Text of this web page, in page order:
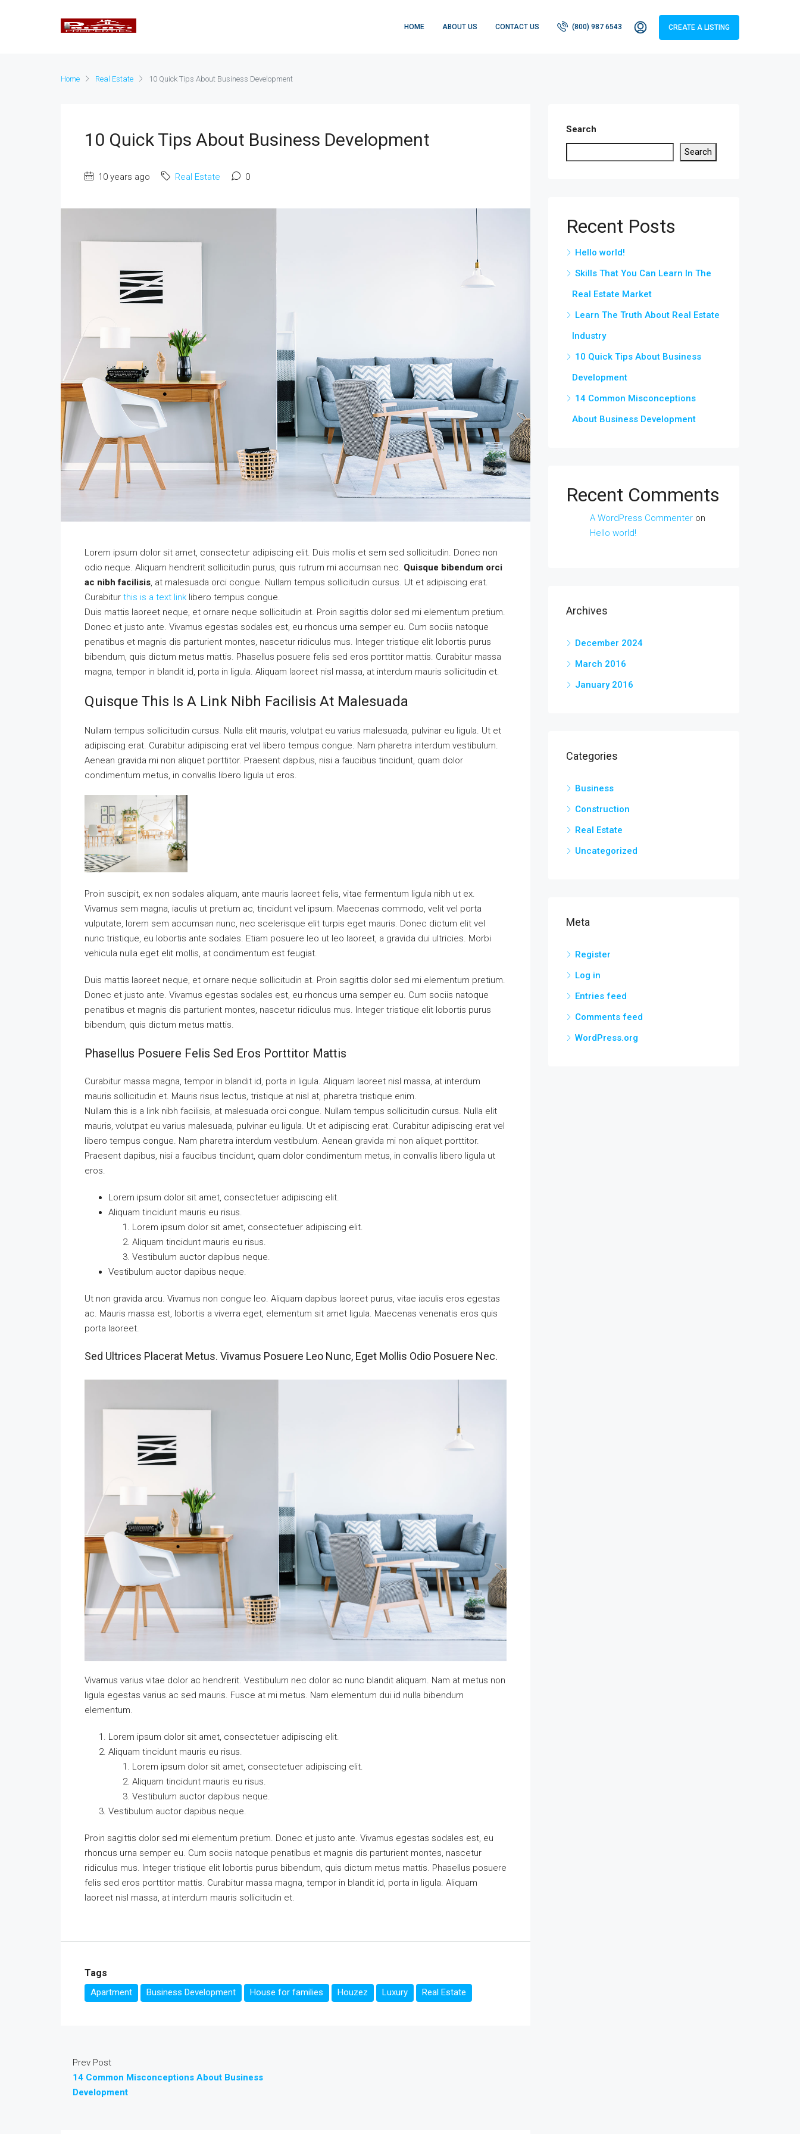
HOME ABOUT US CONTACT US (800) 987 6543 CREATE A LISTING
Home Real Estate 10 Quick Tips About Business Development
10 Quick Tips About Business Development
10 years ago Real Estate 0
Lorem ipsum dolor sit amet, consectetur adipiscing elit. Duis mollis et sem sed sollicitudin. Donec non
odio neque. Aliquam hendrerit sollicitudin purus, quis rutrum mi accumsan nec. Quisque bibendum orci
ac nibh facilisis, at malesuada orci congue. Nullam tempus sollicitudin cursus. Ut et adipiscing erat.
Curabitur this is a text link libero tempus congue.
Duis mattis laoreet neque, et ornare neque sollicitudin at. Proin sagittis dolor sed mi elementum pretium.
Donec et justo ante. Vivamus egestas sodales est, eu rhoncus urna semper eu. Cum sociis natoque
penatibus et magnis dis parturient montes, nascetur ridiculus mus. Integer tristique elit lobortis purus
bibendum, quis dictum metus mattis. Phasellus posuere felis sed eros porttitor mattis. Curabitur massa
magna, tempor in blandit id, porta in ligula. Aliquam laoreet nisl massa, at interdum mauris sollicitudin et.
Quisque This Is A Link Nibh Facilisis At Malesuada
Nullam tempus sollicitudin cursus. Nulla elit mauris, volutpat eu varius malesuada, pulvinar eu ligula. Ut et
adipiscing erat. Curabitur adipiscing erat vel libero tempus congue. Nam pharetra interdum vestibulum.
Aenean gravida mi non aliquet porttitor. Praesent dapibus, nisi a faucibus tincidunt, quam dolor
condimentum metus, in convallis libero ligula ut eros.
Proin suscipit, ex non sodales aliquam, ante mauris laoreet felis, vitae fermentum ligula nibh ut ex.
Vivamus sem magna, iaculis ut pretium ac, tincidunt vel ipsum. Maecenas commodo, velit vel porta
vulputate, lorem sem accumsan nunc, nec scelerisque elit turpis eget mauris. Donec dictum elit vel
nunc tristique, eu lobortis ante sodales. Etiam posuere leo ut leo laoreet, a gravida dui ultricies. Morbi
vehicula nulla eget elit mollis, at condimentum est feugiat.
Duis mattis laoreet neque, et ornare neque sollicitudin at. Proin sagittis dolor sed mi elementum pretium.
Donec et justo ante. Vivamus egestas sodales est, eu rhoncus urna semper eu. Cum sociis natoque
penatibus et magnis dis parturient montes, nascetur ridiculus mus. Integer tristique elit lobortis purus
bibendum, quis dictum metus mattis.
Phasellus Posuere Felis Sed Eros Porttitor Mattis
Curabitur massa magna, tempor in blandit id, porta in ligula. Aliquam laoreet nisl massa, at interdum
mauris sollicitudin et. Mauris risus lectus, tristique at nisl at, pharetra tristique enim.
Nullam this is a link nibh facilisis, at malesuada orci congue. Nullam tempus sollicitudin cursus. Nulla elit
mauris, volutpat eu varius malesuada, pulvinar eu ligula. Ut et adipiscing erat. Curabitur adipiscing erat vel
libero tempus congue. Nam pharetra interdum vestibulum. Aenean gravida mi non aliquet porttitor.
Praesent dapibus, nisi a faucibus tincidunt, quam dolor condimentum metus, in convallis libero ligula ut
eros.
Lorem ipsum dolor sit amet, consectetuer adipiscing elit.
Aliquam tincidunt mauris eu risus.
Lorem ipsum dolor sit amet, consectetuer adipiscing elit.
Aliquam tincidunt mauris eu risus.
Vestibulum auctor dapibus neque.
Vestibulum auctor dapibus neque.
Ut non gravida arcu. Vivamus non congue leo. Aliquam dapibus laoreet purus, vitae iaculis eros egestas
ac. Mauris massa est, lobortis a viverra eget, elementum sit amet ligula. Maecenas venenatis eros quis
porta laoreet.
Sed Ultrices Placerat Metus. Vivamus Posuere Leo Nunc, Eget Mollis Odio Posuere Nec.
Vivamus varius vitae dolor ac hendrerit. Vestibulum nec dolor ac nunc blandit aliquam. Nam at metus non
ligula egestas varius ac sed mauris. Fusce at mi metus. Nam elementum dui id nulla bibendum
elementum.
Lorem ipsum dolor sit amet, consectetuer adipiscing elit.
Aliquam tincidunt mauris eu risus.
Lorem ipsum dolor sit amet, consectetuer adipiscing elit.
Aliquam tincidunt mauris eu risus.
Vestibulum auctor dapibus neque.
Vestibulum auctor dapibus neque.
Proin sagittis dolor sed mi elementum pretium. Donec et justo ante. Vivamus egestas sodales est, eu
rhoncus urna semper eu. Cum sociis natoque penatibus et magnis dis parturient montes, nascetur
ridiculus mus. Integer tristique elit lobortis purus bibendum, quis dictum metus mattis. Phasellus posuere
felis sed eros porttitor mattis. Curabitur massa magna, tempor in blandit id, porta in ligula. Aliquam
laoreet nisl massa, at interdum mauris sollicitudin et.
Tags
Apartment Business Development House for families Houzez Luxury Real Estate
Prev Post
14 Common Misconceptions About Business
Development
Search
Search
Recent Posts
Hello world!
Skills That You Can Learn In The
Real Estate Market
Learn The Truth About Real Estate
Industry
10 Quick Tips About Business
Development
14 Common Misconceptions
About Business Development
Recent Comments
A WordPress Commenter on
Hello world!
Archives
December 2024
March 2016
January 2016
Categories
Business
Construction
Real Estate
Uncategorized
Meta
Register
Log in
Entries feed
Comments feed
WordPress.org